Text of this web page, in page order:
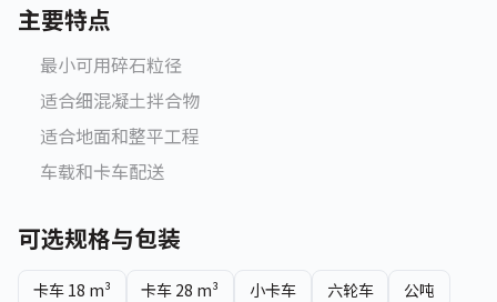
主要特点
最小可用碎石粒径
适合细混凝土拌合物
适合地面和整平工程
车载和卡车配送
可选规格与包装
卡车 18 m³ 卡车 28 m³ 小卡车 六轮车
公吨